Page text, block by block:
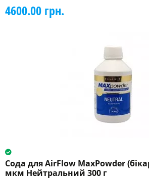
4600.00 грн.
Сода для AirFlow MaxPowder
мкм Нейтральний 300 г